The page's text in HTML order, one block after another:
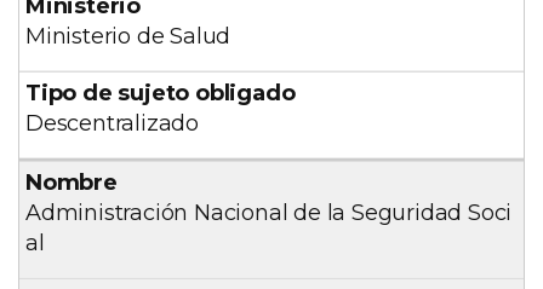
Ministerio de Salud
Descentralizado
Administración Nacional de la Seguridad Soci
al